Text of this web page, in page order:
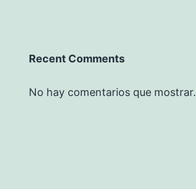
Recent Comments
No hay comentarios que mostrar.